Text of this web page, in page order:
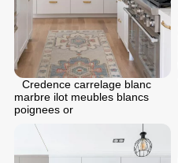
Credence carrelage blanc
marbre ilot meubles blancs
poignees or